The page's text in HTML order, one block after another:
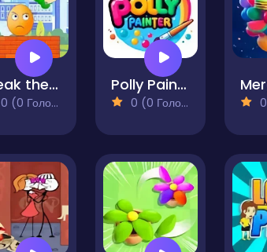
Break the Eggs
0 (0 Голосів)
Polly Painter
0 (0 Голосів) 0